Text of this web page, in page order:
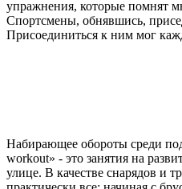
упражнения, которые помнят
Спортсмены, обнявшись,
Присоединиться к ним мог
Набирающее обороты среди
workout» - это занятия на
улице. В качестве снарядов и